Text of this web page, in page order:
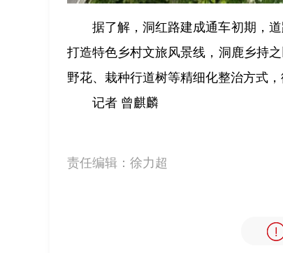
据了解，洞红路建成通车初期，
打造特色乡村文旅风景线，洞鹿乡持
野花、栽种行道树等精细化整治方式
记者 曾麒麟
责任编辑： 徐力超